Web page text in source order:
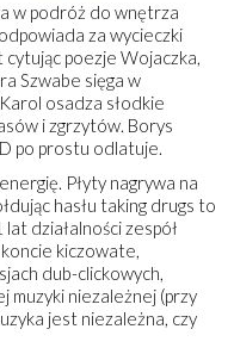
w podróż do wnętrza
za wycieczki
poezje Wojaczka,
Szwabe sięga w
osadza słodkie
i zgrzytów. Borys
po prostu odlatuje.
Płyty nagrywa na
hasłu taking drugs to
działalności zespół
koncie kiczowate,
dub-clickowych,
muzyki niezależnej (przy
jest niezależna, czy